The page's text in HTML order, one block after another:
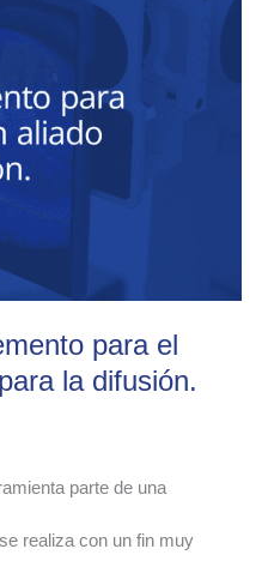
para el
la difusión.
parte de una
realiza con un fin muy